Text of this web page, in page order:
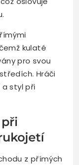
kulaté
pro svou
Hráči
styl při
z přímých